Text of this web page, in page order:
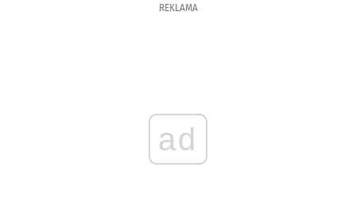
REKLAMA
ad